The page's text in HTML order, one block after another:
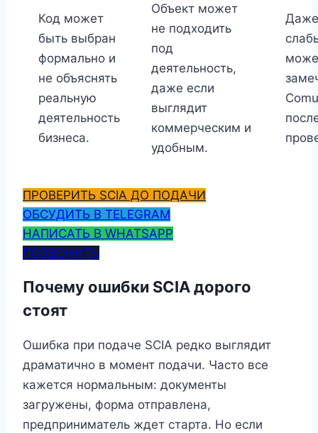
Код может
быть выбран
формально и
не объяснять
реальную
деятельность
бизнеса.
Объект может
не подходить
под
деятельность,
даже если
выглядит
коммерческим и
удобным.
ПРОВЕРИТЬ SCIA ДО ПОДАЧИ
ОБСУДИТЬ В TELEGRAM
НАПИСАТЬ В WHATSAPP
ПОЗВОНИТЬ
Почему ошибки SCIA дорого
стоят
Ошибка при подаче SCIA редко выглядит
драматично в момент подачи. Часто все
кажется нормальным: документы
загружены, форма отправлена,
предприниматель ждет старта. Но если